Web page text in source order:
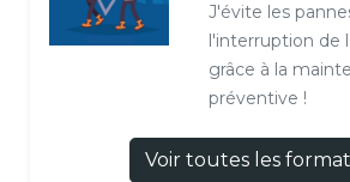
J'évite les
l'interruption de
grâce à la
préventive !
Voir toutes les